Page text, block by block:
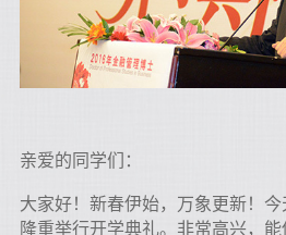
亲爱的同学们：
大家好！新春伊始，万象更新！今
隆重举行开学典礼。非常高兴，